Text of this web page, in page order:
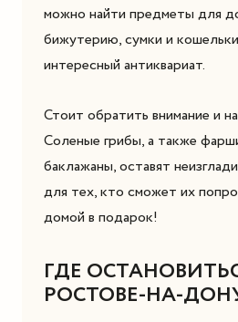
можно найти предметы для
бижутерию, сумки и
интересный антиквариат.
Стоит обратить внимание и
Соленые грибы, а также
баклажаны, оставят
для тех, кто сможет их
домой в подарок!
ГДЕ
РОСТОВЕ-НА-